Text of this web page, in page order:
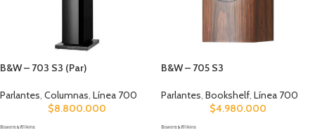
B&W – 703 S3 (Par)
Parlantes, Columnas, Línea 700
$8.800.000
B&W – 705 S3
Parlantes, Bookshelf, Línea 700
$4.980.000